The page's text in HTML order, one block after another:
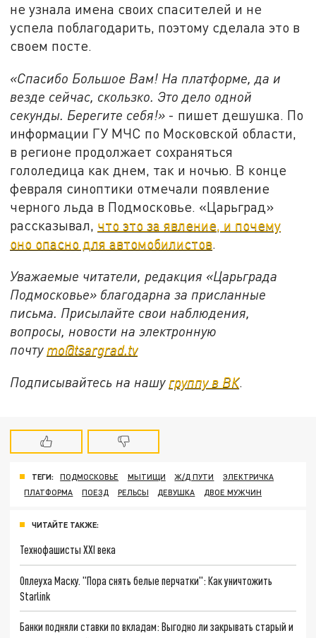
не узнала имена своих спасителей и не
успела поблагодарить, поэтому сделала это в
своем посте.
«Спасибо Большое Вам! На платформе, да и
везде сейчас, скользко. Это дело одной
секунды. Берегите себя!» - пишет дешушка. По
информации ГУ МЧС по Московской области,
в регионе продолжает сохраняться
гололедица как днем, так и ночью. В конце
февраля синоптики отмечали появление
черного льда в Подмосковье. «Царьград»
рассказывал, что это за явление, и почему
оно опасно для автомобилистов.
Уважаемые читатели, редакция «Царьграда
Подмосковье» благодарна за присланные
письма. Присылайте свои наблюдения,
вопросы, новости на электронную
почту mo@tsargrad.tv
Подписывайтесь на нашу группу в ВК.
ТЕГИ: ПОДМОСКОВЬЕ МЫТИЩИ Ж/Д ПУТИ
ЭЛЕКТРИЧКА
ПЛАТФОРМА
ПОЕЗД РЕЛЬСЫ ДЕВУШКА ДВОЕ МУЖЧИН
ЧИТАЙТЕ ТАКЖЕ:
Технофашисты XXI века
Оплеуха Маску. "Пора снять белые перчатки": Как уничтожить
Starlink
Банки подняли ставки по вкладам: Выгодно ли закрывать старый и